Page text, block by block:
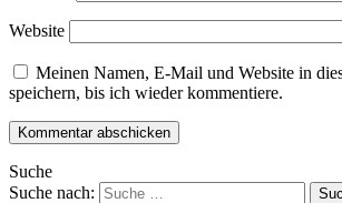
Website
Meinen Namen, E-Mail und Website in
speichern, bis ich wieder kommentiere.
Suche
Suche nach: